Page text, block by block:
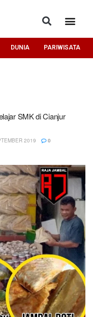
DUNIA PARIWISATA
SMK di Cianjur
2019 0